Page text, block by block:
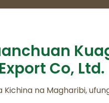
Export Co, Ltd.
na Magharibi,